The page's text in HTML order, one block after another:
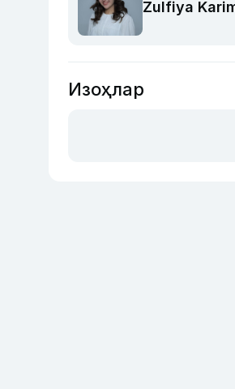
Zulfiya
Изоҳлар